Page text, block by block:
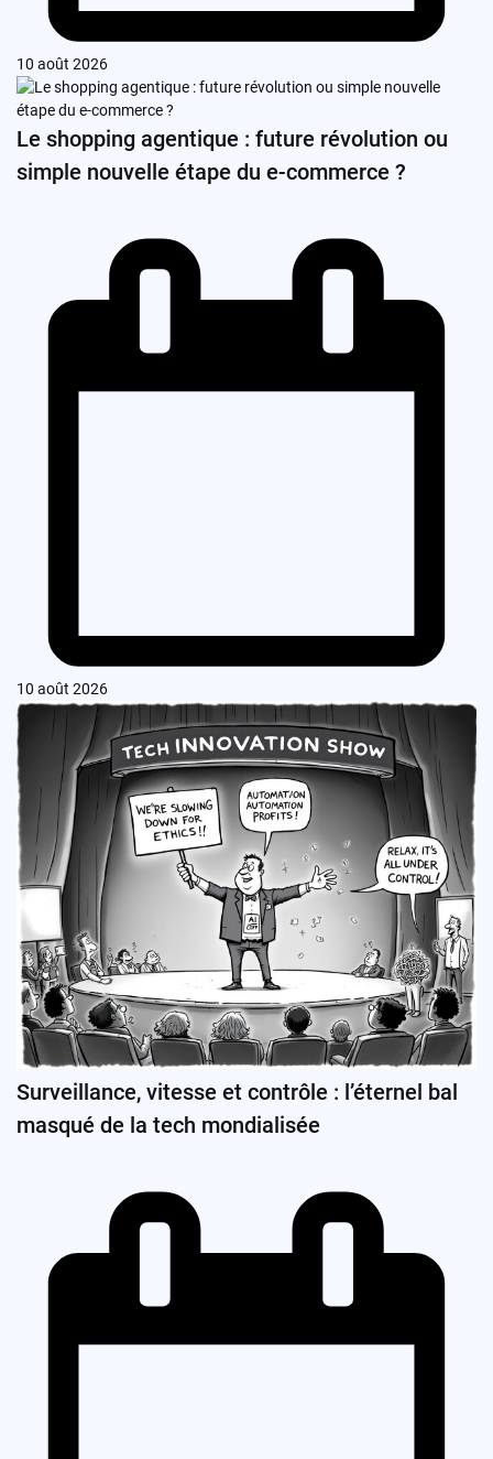
10 août 2026
Le shopping agentique : future révolution ou
simple nouvelle étape du e-commerce ?
10 août 2026
Surveillance, vitesse et contrôle : l’éternel bal
masqué de la tech mondialisée